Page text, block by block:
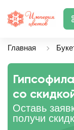
Главная
со
Оставь
получи